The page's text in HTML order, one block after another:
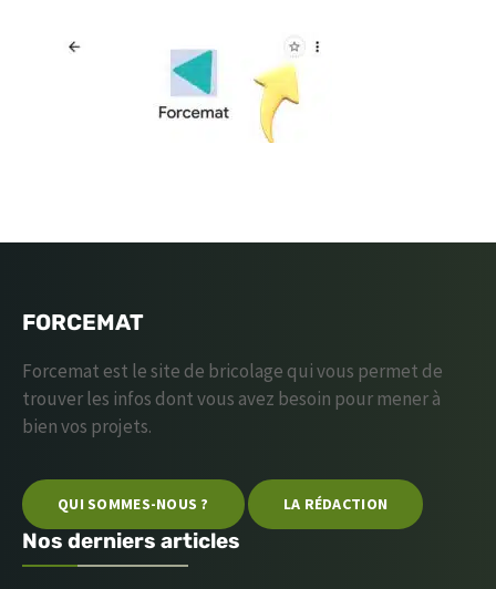
FORCEMAT
Forcemat est le site de bricolage qui vous permet de
trouver les infos dont vous avez besoin pour mener à
bien vos projets.
QUI SOMMES-NOUS ? LA RÉDACTION
Nos derniers articles